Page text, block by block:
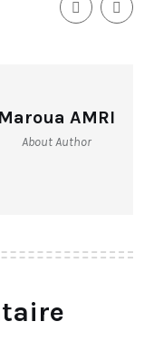
Maroua AMRI
About Author